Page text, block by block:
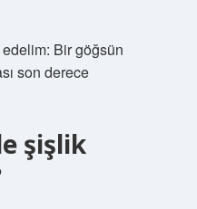
Bir göğsün
son derece
şişlik